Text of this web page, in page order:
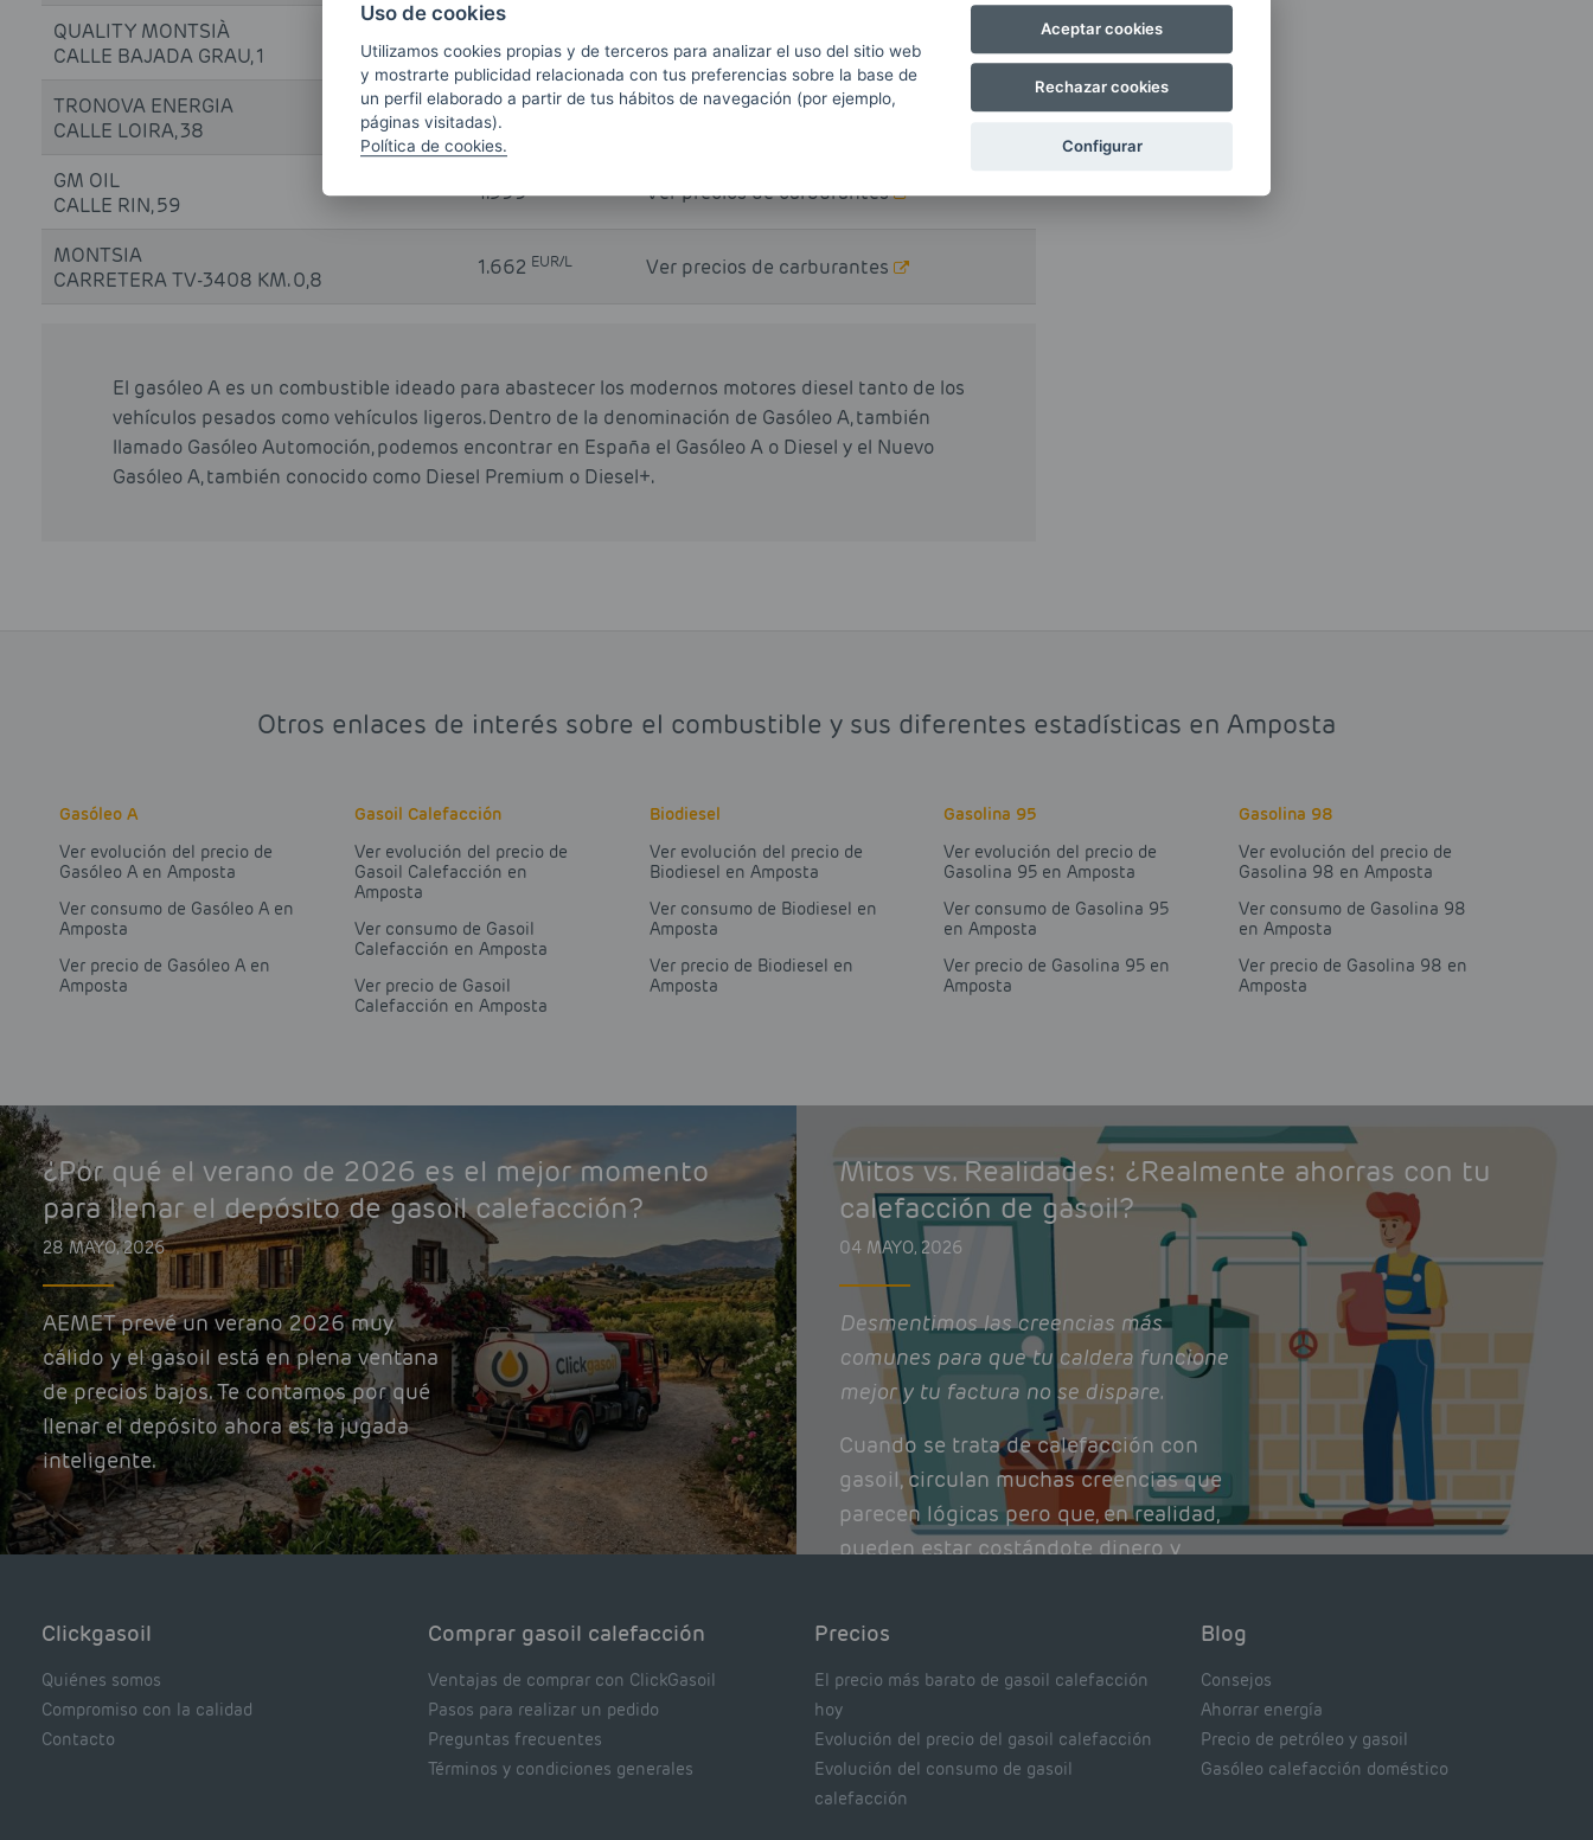
QUALITY MONTSIÀ
CALLE BAJADA GRAU, 1
1.684 Ver precios de carburantes
TRONOVA ENERGIA
CALLE LOIRA, 38
1.671
GM OIL
CALLE RIN, 59
1.599 Ver precios de carburantes
MONTSIA
CARRETERA TV-3408 KM. 0,8
1.662 EUR/L Ver precios de carburantes
El gasóleo A es un combustible ideado para abastecer los modernos motores diesel tanto de los
vehículos pesados como vehículos ligeros. Dentro de la denominación de Gasóleo A, también
llamado Gasóleo Automoción, podemos encontrar en España el Gasóleo A o Diesel y el Nuevo
Gasóleo A, también conocido como Diesel Premium o Diesel+.
Otros enlaces de interés sobre el combustible y sus diferentes estadísticas en Amposta
Gasóleo A
Ver evolución del precio de
Gasóleo A en Amposta
Ver consumo de Gasóleo A en
Amposta
Ver precio de Gasóleo A en
Amposta
Gasoil Calefacción
Ver evolución del precio de
Gasoil Calefacción en
Amposta
Ver consumo de Gasoil
Calefacción en Amposta
Ver precio de Gasoil
Calefacción en Amposta
Biodiesel
Ver evolución del precio de
Biodiesel en Amposta
Ver consumo de Biodiesel en
Amposta
Ver precio de Biodiesel en
Amposta
Gasolina 95
Ver evolución del precio de
Gasolina 95 en Amposta
Ver consumo de Gasolina 95
en Amposta
Ver precio de Gasolina 95 en
Amposta
Gasolina 98
Ver evolución del precio de
Gasolina 98 en Amposta
Ver consumo de Gasolina 98
en Amposta
Ver precio de Gasolina 98 en
Amposta
¿Por qué el verano de 2026 es el mejor momento
para llenar el depósito de gasoil calefacción?
28 MAYO, 2026
AEMET prevé un verano 2026 muy
cálido y el gasoil está en plena ventana
de precios bajos. Te contamos por qué
llenar el depósito ahora es la jugada
inteligente.
Mitos vs. Realidades: ¿Realmente ahorras con tu
calefacción de gasoil?
04 MAYO, 2026
Desmentimos las creencias más
comunes para que tu caldera funcione
mejor y tu factura no se dispare.
Cuando se trata de calefacción con
gasoil, circulan muchas creencias que
parecen lógicas pero que, en realidad,
pueden estar costándote dinero y
Clickgasoil
Quiénes somos
Compromiso con la calidad
Contacto
Comprar gasoil calefacción
Ventajas de comprar con ClickGasoil
Pasos para realizar un pedido
Preguntas frecuentes
Términos y condiciones generales
Precios
El precio más barato de gasoil calefacción
hoy
Evolución del precio del gasoil calefacción
Evolución del consumo de gasoil
calefacción
Blog
Consejos
Ahorrar energía
Precio de petróleo y gasoil
Gasóleo calefacción doméstico
Uso de cookies
Utilizamos cookies propias y de terceros para analizar el uso del sitio web
y mostrarte publicidad relacionada con tus preferencias sobre la base de
un perfil elaborado a partir de tus hábitos de navegación (por ejemplo,
páginas visitadas).
Política de cookies.
Aceptar cookies
Rechazar cookies
Configurar